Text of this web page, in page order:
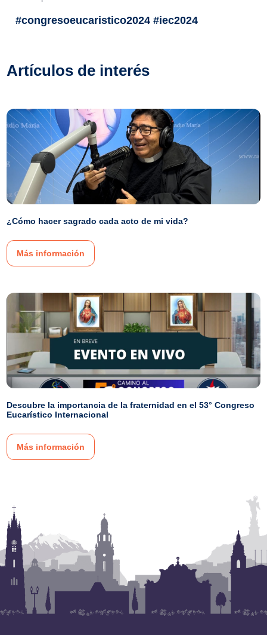
#congresoeucaristico2024 #iec2024
Artículos de interés
¿Cómo hacer sagrado cada acto de mi vida?
Más información
Descubre la importancia de la fraternidad en el 53° Congreso
Eucarístico Internacional
Más información